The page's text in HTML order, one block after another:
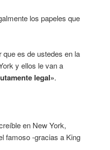
los papeles que
que es de ustedes en la
y ellos le van a
legal».
en New York,
famoso -gracias a King